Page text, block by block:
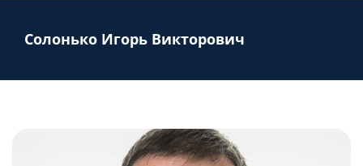
Преподавателям
Солонько Игорь Викторович